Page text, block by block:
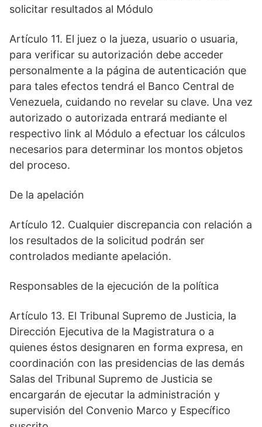
solicitar resultados al Módulo
Artículo 11. El juez o la jueza, usuario o usuaria,
para verificar su autorización debe acceder
personalmente a la página de autenticación que
para tales efectos tendrá el Banco Central de
Venezuela, cuidando no revelar su clave. Una vez
autorizado o autorizada entrará mediante el
respectivo link al Módulo a efectuar los cálculos
necesarios para determinar los montos objetos
del proceso.
De la apelación
Artículo 12. Cualquier discrepancia con relación a
los resultados de la solicitud podrán ser
controlados mediante apelación.
Responsables de la ejecución de la política
Artículo 13. El Tribunal Supremo de Justicia, la
Dirección Ejecutiva de la Magistratura o a
quienes éstos designaren en forma expresa, en
coordinación con las presidencias de las demás
Salas del Tribunal Supremo de Justicia se
encargarán de ejecutar la administración y
supervisión del Convenio Marco y Específico